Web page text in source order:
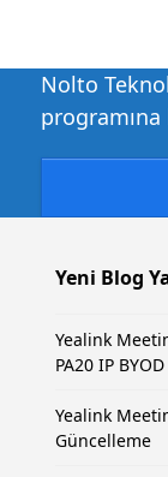
Nolto
Yeni Blog
Yealink
PA20 IP
Yealink
Güncelleme